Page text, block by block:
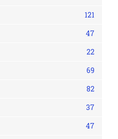
121
47
22
69
82
37
47